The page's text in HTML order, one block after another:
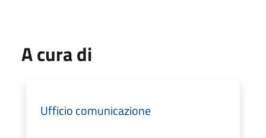
A cura di
Ufficio comunicazione